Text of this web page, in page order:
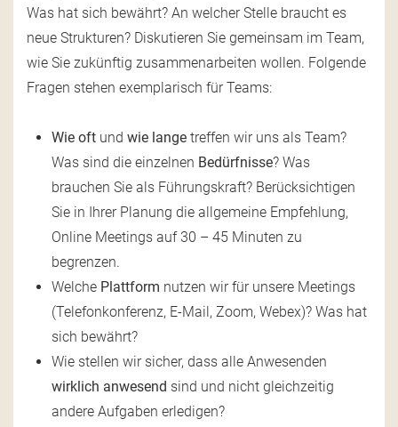
Was hat sich bewährt? An welcher Stelle braucht es
neue Strukturen? Diskutieren Sie gemeinsam im Team,
wie Sie zukünftig zusammenarbeiten wollen. Folgende
Fragen stehen exemplarisch für Teams:
Wie oft und wie lange treffen wir uns als Team?
Was sind die einzelnen Bedürfnisse? Was
brauchen Sie als Führungskraft? Berücksichtigen
Sie in Ihrer Planung die allgemeine Empfehlung,
Online Meetings auf 30 – 45 Minuten zu
begrenzen.
Welche Plattform nutzen wir für unsere Meetings
(Telefonkonferenz, E-Mail, Zoom, Webex)? Was hat
sich bewährt?
Wie stellen wir sicher, dass alle Anwesenden
wirklich anwesend sind und nicht gleichzeitig
andere Aufgaben erledigen?